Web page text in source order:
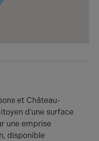
et Château-
d'une surface
une emprise
disponible